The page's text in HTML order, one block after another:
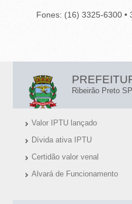
Fones: (16) 3325-6300 •
N
Ú
Ribeirão Preto SP
Valor IPTU lançado
Dívida ativa IPTU
Certidão valor venal
Alvará de Funcionamento